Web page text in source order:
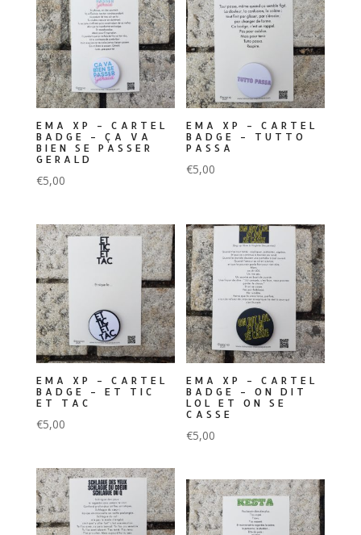
EMA XP – CARTEL
BADGE – ÇA VA
BIEN SE PASSER
GERALD
€5,00
EMA XP – CARTEL
BADGE – TUTTO
PASSA
€5,00
EMA XP – CARTEL
BADGE – ET TIC
ET TAC
€5,00
EMA XP – CARTEL
BADGE – ON DIT
LOL ET ON SE
CASSE
€5,00